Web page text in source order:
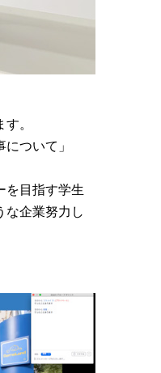
。
ついて」
を目指す学生
な企業努力し